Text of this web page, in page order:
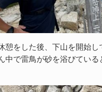
憩をした後、下山を開始し
中で雷鳥が砂を浴びている